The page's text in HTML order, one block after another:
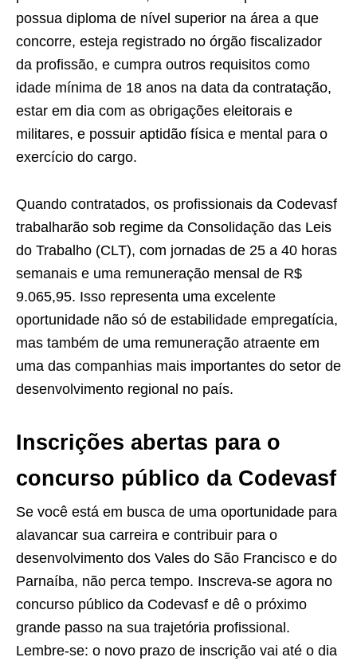
possua diploma de nível superior na área a que
concorre, esteja registrado no órgão fiscalizador
da profissão, e cumpra outros requisitos como
idade mínima de 18 anos na data da contratação,
estar em dia com as obrigações eleitorais e
militares, e possuir aptidão física e mental para o
exercício do cargo.
Quando contratados, os profissionais da Codevasf
trabalharão sob regime da Consolidação das Leis
do Trabalho (CLT), com jornadas de 25 a 40 horas
semanais e uma remuneração mensal de R$
9.065,95. Isso representa uma excelente
oportunidade não só de estabilidade empregatícia,
mas também de uma remuneração atraente em
uma das companhias mais importantes do setor de
desenvolvimento regional no país.
Inscrições abertas para o
concurso público da Codevasf
Se você está em busca de uma oportunidade para
alavancar sua carreira e contribuir para o
desenvolvimento dos Vales do São Francisco e do
Parnaíba, não perca tempo. Inscreva-se agora no
concurso público da Codevasf e dê o próximo
grande passo na sua trajetória profissional.
Lembre-se: o novo prazo de inscrição vai até o dia